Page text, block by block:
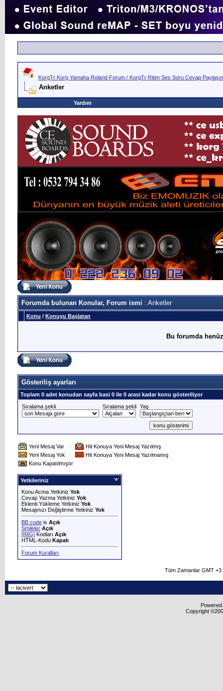
KorgTr Korg Yamaha Roland Forum / KorgTr Ritim Ses Soru Cevap
Anketler
Yardım
Forumda bulunan Konular, Forum ismi : Anketler
Konu / Konuyu Başlatan
Bu forumda
Gösteriliş ayarları
Toplam 0 adet konudan sayfa basi 0 ile 0 arasi kadar konu gösteriliyor
Sıralama şekli
Sıralama şekli Yaş
Yeni Mesaj Var
Hit Konuya Yeni Mesaj Yazılmış
Yeni Mesaj Yok
Hit Konuya Yeni Mesaj Yazılmamış
Konu Kapatılmıştır
Yetkileriniz
Konu Acma Yetkiniz Yok
Cevap Yazma Yetkiniz Yok
Eklenti Yükleme Yetkiniz Yok
Mesajınızı Değiştirme Yetkiniz Yok
BB code is Açık
Smileler Açık
[IMG] Kodları Açık
HTML-Kodu Kapalı
Forum Kuralları
Tüm Zamanlar GMT
Copyright